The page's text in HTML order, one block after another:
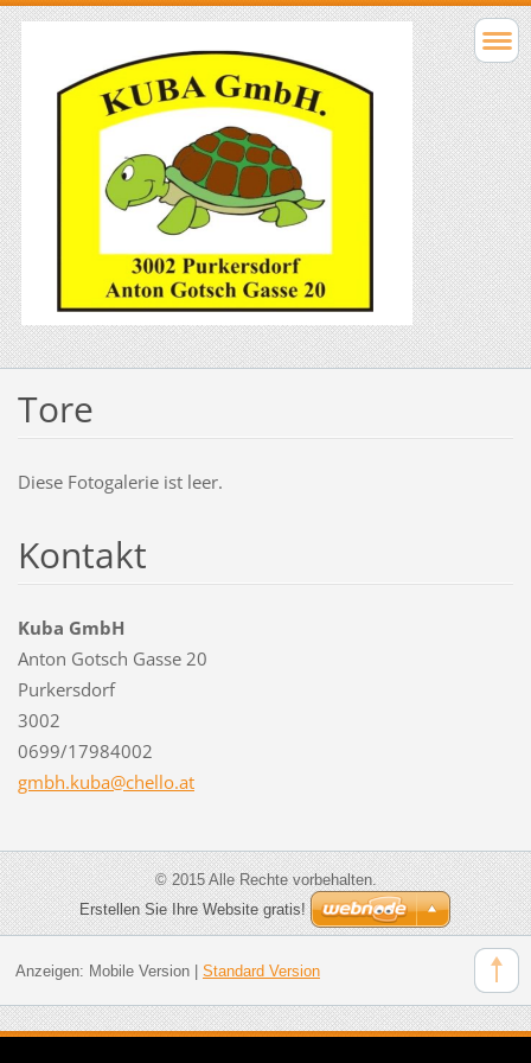
Tore
Diese Fotogalerie ist leer.
Kontakt
Kuba GmbH
Anton Gotsch Gasse 20
Purkersdorf
3002
0699/17984002
gmbh.kuba@chello.at
© 2015 Alle Rechte vorbehalten.
Erstellen Sie Ihre Website gratis!
Anzeigen: Mobile Version| Standard Version